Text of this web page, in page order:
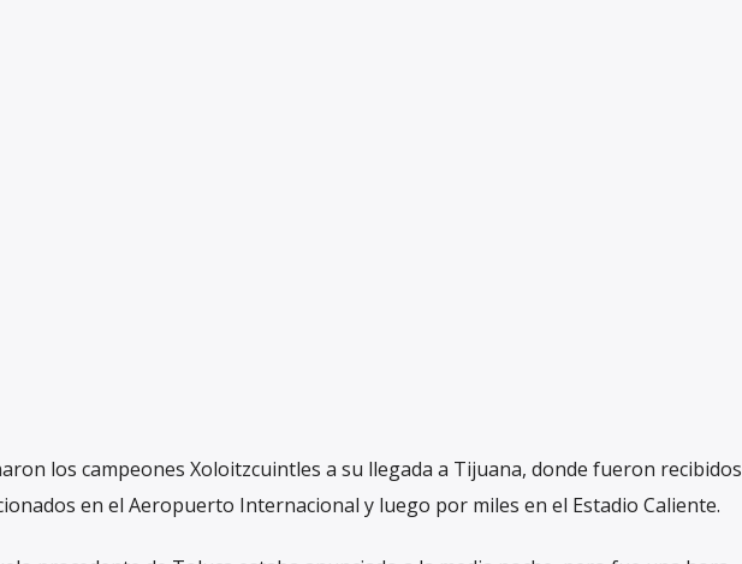
los campeones Xoloitzcuintles a su llegada a Tijuana, donde fueron recibidos
en el Aeropuerto Internacional y luego por miles en el Estadio Caliente.